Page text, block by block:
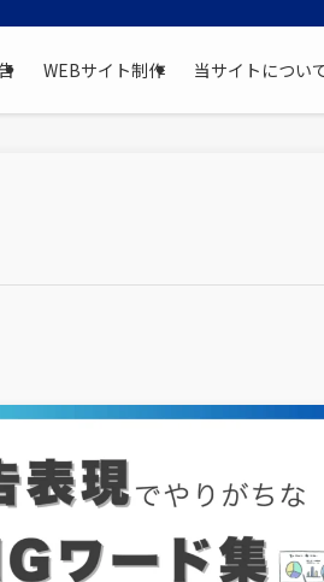
WEBサイト制作 当サイトについ